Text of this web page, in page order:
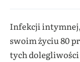
Infekcji intymnej,
swoim życiu 80
tych dolegliwości